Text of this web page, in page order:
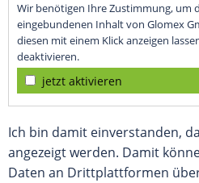
Wir benötigen Ihre Zustimmung, um
eingebundenen Inhalt von Glomex
diesen mit einem Klick anzeigen
deaktivieren.
jetzt aktivieren
Ich bin damit einverstanden,
angezeigt werden. Damit
Daten an Drittplattformen